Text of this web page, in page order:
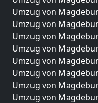
Umzug von
Umzug von
Umzug von
Umzug von
Umzug von
Umzug von
Umzug von
Umzug von